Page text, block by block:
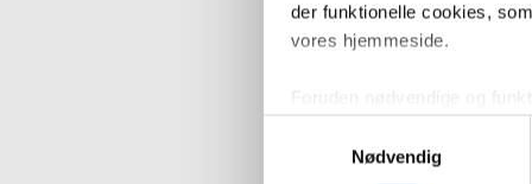
der funktionelle cookies,
vores hjemmeside.
med henblik på
Nødvendig